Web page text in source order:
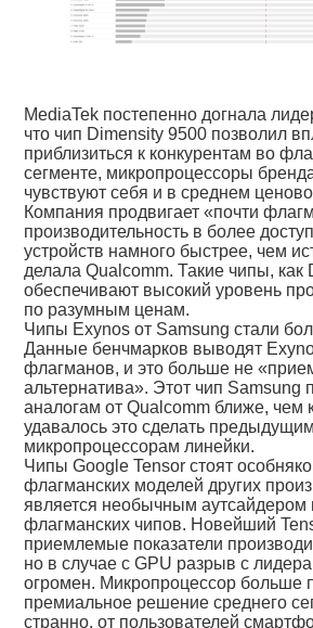
MediaTek постепенно догнала
что чип Dimensity 9500 позволил
приблизиться к конкурентам во
сегменте, микропроцессоры
чувствуют себя и в среднем
Компания продвигает «почти
производительность в более
устройств намного быстрее, чем
делала Qualcomm. Такие чипы, как
обеспечивают высокий уровень
по разумным ценам.
Чипы Exynos от Samsung стали
Данные бенчмарков выводят
флагманов, и это больше не
альтернатива». Этот чип Samsung
аналогам от Qualcomm ближе, чем
удавалось это сделать предыдущим
микропроцессорам линейки.
Чипы Google Tensor стоят
флагманских моделей других
является необычным аутсайдером
флагманских чипов. Новейший
приемлемые показатели
но в случае с GPU разрыв с
огромен. Микропроцессор больше
премиальное решение среднего
странно, от пользователей